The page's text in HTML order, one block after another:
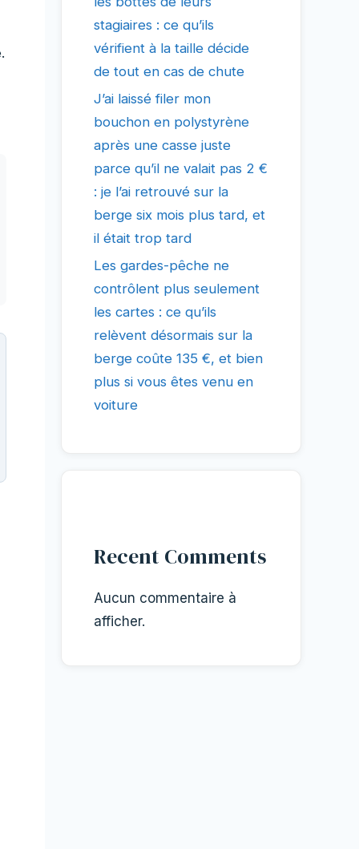
stagiaires : ce qu’ils
vérifient à la taille décide
de tout en cas de chute
J’ai laissé filer mon
bouchon en polystyrène
après une casse juste
parce qu’il ne valait pas 2 €
: je l’ai retrouvé sur la
berge six mois plus tard, et
il était trop tard
Les gardes-pêche ne
contrôlent plus seulement
les cartes : ce qu’ils
relèvent désormais sur la
berge coûte 135 €, et bien
plus si vous êtes venu en
voiture
Recent Comments
Aucun commentaire à
afficher.